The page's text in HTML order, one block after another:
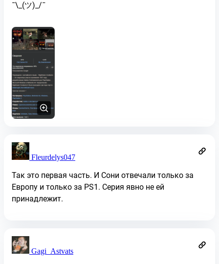
¯\_(ツ)_/¯
Fleurdelys047
Так это первая часть. И Сони отвечали только за
Европу и только за PS1. Серия явно не ей
принадлежит.
Gagi_Astvats